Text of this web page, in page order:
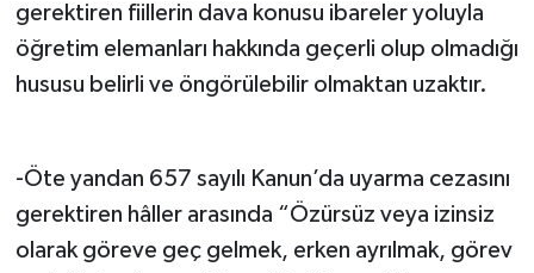
gerektiren fiillerin dava konusu ibareler yoluyla
öğretim elemanları hakkında geçerli olup olmadığı
hususu belirli ve öngörülebilir olmaktan uzaktır.
-Öte yandan 657 sayılı Kanun’da uyarma cezasını
gerektiren hâller arasında “Özürsüz veya izinsiz
olarak göreve geç gelmek, erken ayrılmak, görev